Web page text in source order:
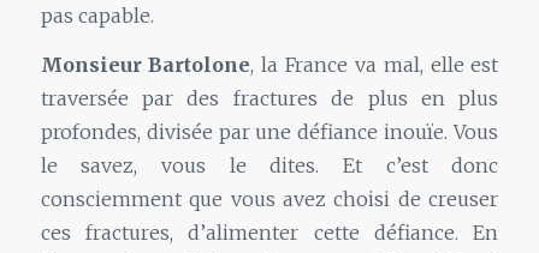
pas capable.
Monsieur Bartolone, la France va mal, elle est
traversée par des fractures de plus en plus
profondes, divisée par une défiance inouïe. Vous
le savez, vous le dites. Et c’est donc
consciemment que vous avez choisi de creuser
ces fractures, d’alimenter cette défiance. En